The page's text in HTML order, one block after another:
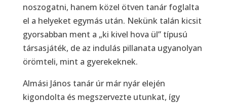
noszogatni, hanem közel ötven tanár foglalta
el a helyeket egymás után. Nekünk talán kicsit
gyorsabban ment a „ki kivel hova ül” típusú
társasjáték, de az indulás pillanata ugyanolyan
örömteli, mint a gyerekeknek.
Almási János tanár úr már nyár elején
kigondolta és megszervezte utunkat, így